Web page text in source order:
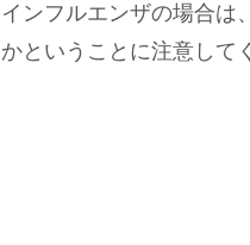
インフルエンザの場合は
かということに注意して